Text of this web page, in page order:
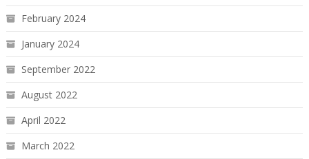
February 2024
January 2024
September 2022
August 2022
April 2022
March 2022